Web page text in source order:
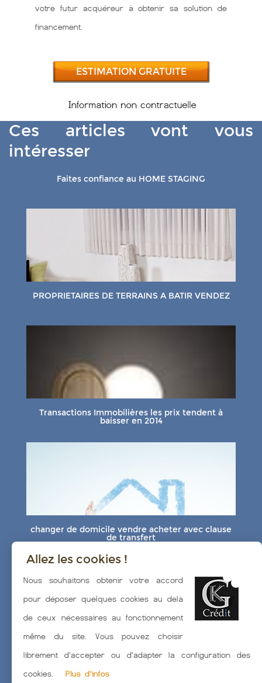
votre futur acquéreur à obtenir sa solution de
financement.
ESTIMATION GRATUITE
Ces articles vont vous
intéresser
Faites confiance au HOME STAGING
PROPRIETAIRES DE TERRAINS A BATIR VENDEZ
Transactions Immobilières les prix tendent à
baisser en 2014
changer de domicile vendre acheter avec clause
de transfert
vendre un bien à Biarritz
Allez les cookies !
Nous souhaitons obtenir votre accord
pour déposer quelques cookies au delà
de ceux nécessaires au fonctionnement
même du site. Vous pouvez choisir
librement d'accepter ou d'adapter la configuration des
cookies.
Plus d'infos